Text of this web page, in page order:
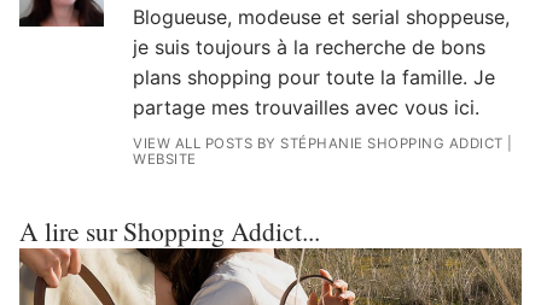
Blogueuse, modeuse et serial shoppeuse,
je suis toujours à la recherche de bons
plans shopping pour toute la famille. Je
partage mes trouvailles avec vous ici.
VIEW ALL POSTS BY STÉPHANIE SHOPPING ADDICT
WEBSITE
A lire sur Shopping Addict...